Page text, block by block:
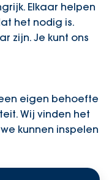
Elkaar helpen
het nodig is.
zijn. Je kunt ons
eigen behoefte
Wij vinden het
kunnen inspelen